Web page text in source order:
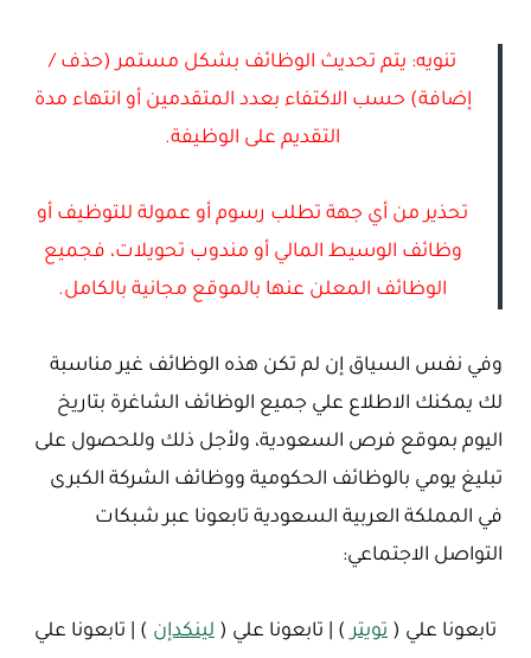
تنويه: يتم تحديث الوظائف بشكل مستمر (حذف /
إضافة) حسب الاكتفاء بعدد المتقدمين أو انتهاء مدة
التقديم على الوظيفة.
تحذير من أي جهة تطلب رسوم أو عمولة للتوظيف أو
وظائف الوسيط المالي أو مندوب تحويلات، فجميع
الوظائف المعلن عنها بالموقع مجانية بالكامل.
وفي نفس السياق إن لم تكن هذه الوظائف غير مناسبة
لك يمكنك الاطلاع علي جميع الوظائف الشاغرة بتاريخ
اليوم بموقع فرص السعودية، ولأجل ذلك وللحصول على
تبليغ يومي بالوظائف الحكومية ووظائف الشركة الكبرى
في المملكة العربية السعودية تابعونا عبر شبكات
التواصل الاجتماعي:
تابعونا علي ( تويتر ) | تابعونا علي ( لينكدإن ) | تابعونا علي